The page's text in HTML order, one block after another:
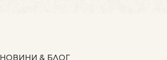
НОВИНИ & БЛОГ